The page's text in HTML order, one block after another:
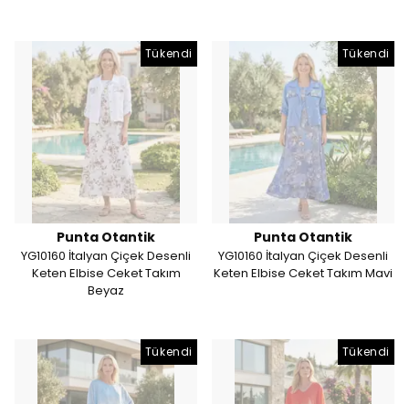
Tükendi
Punta Otantik
YG10160 İtalyan Çiçek Desenli
Keten Elbise Ceket Takım
Beyaz
Tükendi
Punta Otantik
YG10160 İtalyan Çiçek Desenli
Keten Elbise Ceket Takım Mavi
Tükendi Tükendi